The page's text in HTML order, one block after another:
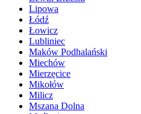
Lipowa
Łódź
Łowicz
Lubliniec
Maków Podhalański
Miechów
Mierzęcice
Mikołów
Milicz
Mszana Dolna